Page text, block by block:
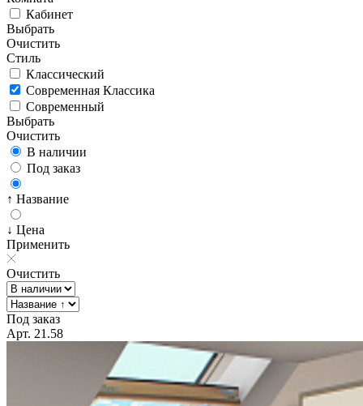
Кабинет
Выбрать
Очистить
Стиль
Классический
Современная Классика
Современный
Выбрать
Очистить
В наличии
Под заказ
↑ Название
↓ Цена
Применить
Очистить
Под заказ
Арт. 21.58